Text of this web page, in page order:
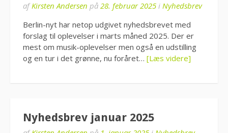
afKirsten Andersen på 28. februar 2025 i Nyhedsbrev
Berlin-nyt har netop udgivet nyhedsbrevet med
forslag til oplevelser i marts måned 2025. Der er
mest om musik-oplevelser men også en udstilling
og en tur i det grønne, nu foråret… [Læs videre]
Nyhedsbrev januar 2025